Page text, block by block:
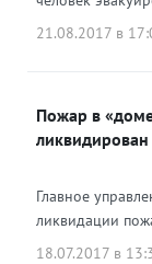
21.08.2017 в
Пожар в
ликвидирован
Главное
ликвидации
18.07.2017 в